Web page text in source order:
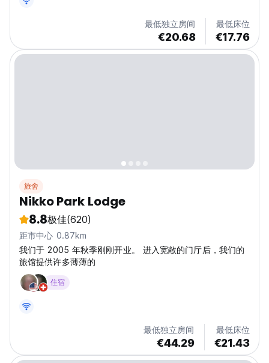
最低独立房间
€20.68
最低床位
€17.76
旅舍
Nikko Park Lodge
8.8极佳(620)
距市中心 0.87km
我们于 2005 年秋季刚刚开业。 进入宽敞的门厅后，我们的
旅馆提供许多薄薄的
住宿
最低独立房间
€44.29
最低床位
€21.43